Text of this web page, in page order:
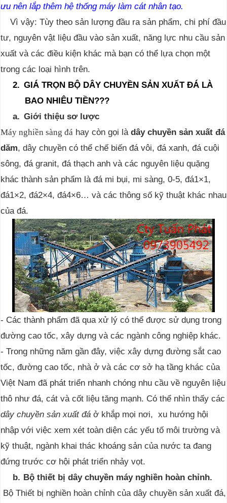
ưu nên lắp thêm hệ thống máy làm cát nhân tạo.
Vì vậy: Tùy theo sản lượng đầu ra sản phẩm, chi phí đầu
tư, nguyên vật liệu đầu vào sản xuất, năng lực nhu cầu sản
xuất và các điều kiện khác mà bạn có thể lựa chọn một
trong các loại hình trên.
2. GIÁ TRỌN BỘ DÂY CHUYỀN SẢN XUẤT ĐÁ LÀ
BAO NHIÊU TIỀN???
a. Giới thiệu sơ lược
Máy nghiền sàng đá hay còn gọi là dây chuyền sản xuất đá
dăm, dây chuyền có thể chế biến đá vôi, đá xanh, đá cuội
sông, đá granit, đá thạch anh và các nguyên liệu quặng
khác thành sản phẩm là đá mi bụi, mi sàng, 0-5, đá1×1,
đá1×2, đá2×4, đá4×6… và các thông số kỹ thuật khác nhau
của đá.
- Các thành phẩm đã qua xử lý có thể được sử dụng trong
đường cao tốc, xây dựng và các ngành công nghiệp khác.
- Trong những năm gần đây, việc xây dựng đường sắt cao
tốc, đường cao tốc, nhà ở và các cơ sở hạ tầng khác của
Việt Nam đã phát triển nhanh chóng nhu cầu về nguyên liệu
thô như đá, cát và cốt liệu tăng mạnh. Có thể nhìn thấy các
dây chuyền sản xuất đá ở khắp mọi nơi, xu hướng hội
nhập với việc xem xét toàn diện các yếu tố môi trường và
kỹ thuật, ngành khai thác khoáng sản của nước ta đang
đứng trước cơ hội phát triển nhảy vọt.
b. Bộ thiết bị dây chuyền máy nghiền hoàn chỉnh.
Bộ Thiết bị nghiền hoàn chỉnh của dây chuyền sản xuất đá,